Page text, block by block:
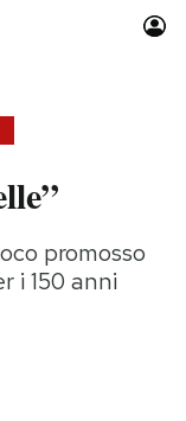
Idee
promosso
i 150 anni